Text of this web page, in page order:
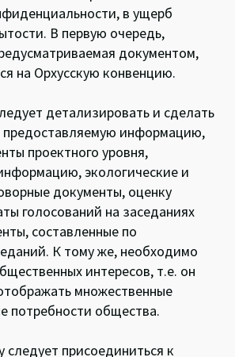
в ущерб
В первую очередь,
документом,
на Орхусскую конвенцию.
детализировать и сделать
информацию,
проектного уровня,
экологические и
документы, оценку
голосований на заседаниях
составленные по
К тому же, необходимо
интересов, т.е. он
множественные
потребности общества.
следует присоединиться к